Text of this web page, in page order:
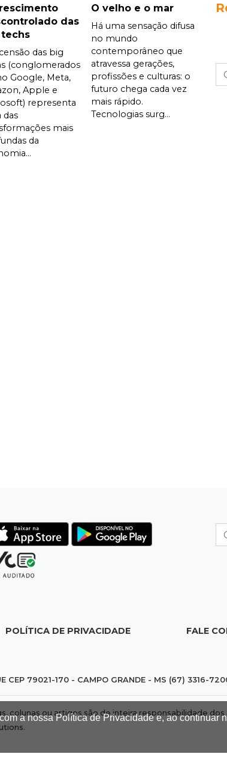
a nossa Política de Privacidade e, ao continuar
das
das big
(conglomerados
Google, Meta,
Apple e
representa
das
mais
da
O velho e o mar
Há uma sensação difusa
no mundo
contemporâneo que
atravessa gerações,
profissões e culturas: o
futuro chega cada vez
mais rápido.
Tecnologias surg...
POLÍTICA DE PRIVACIDADE FALE
CEP 79021-170 - CAMPO GRANDE - MS (67) 3316-
colunas ou artigos são de inteira responsabilidade
.